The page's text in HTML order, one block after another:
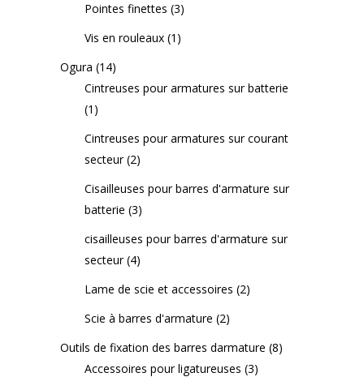
Pointes finettes (3)
Vis en rouleaux (1)
Ogura (14)
Cintreuses pour armatures sur batterie
(1)
Cintreuses pour armatures sur courant
secteur (2)
Cisailleuses pour barres d'armature sur
batterie (3)
cisailleuses pour barres d'armature sur
secteur (4)
Lame de scie et accessoires (2)
Scie à barres d'armature (2)
Outils de fixation des barres darmature (8)
Accessoires pour ligatureuses (3)